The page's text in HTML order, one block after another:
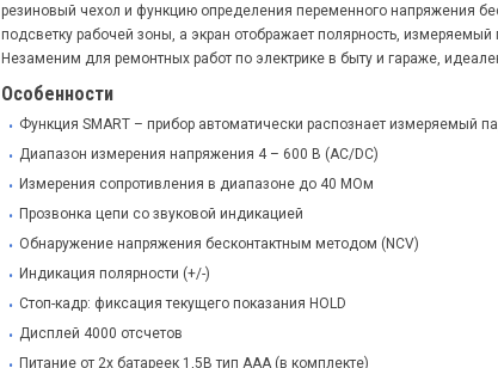
резиновый чехол и функцию определения переменного напряжения
подсветку рабочей зоны, а экран отображает полярность,
Незаменим для ремонтных работ по электрике в быту и гараже,
Особенности
Функция SMART – прибор автоматически распознает измеряемый
Диапазон измерения напряжения 4 – 600 В (AC/DC)
Измерения сопротивления в диапазоне до 40 МОм
Прозвонка цепи со звуковой индикацией
Обнаружение напряжения бесконтактным методом (NCV)
Индикация полярности (+/-)
Стоп-кадр: фиксация текущего показания HOLD
Дисплей 4000 отсчетов
Питание от 2х батареек 1,5В тип ААА (в комплекте)